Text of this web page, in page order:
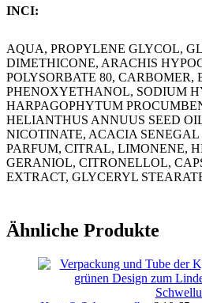
INCI:
AQUA, PROPYLENE GLYCOL,
DIMETHICONE, ARACHIS
POLYSORBATE 80,
PHENOXYETHANOL, SODIUM
HARPAGOPHYTUM
HELIANTHUS ANNUUS SEED
NICOTINATE, ACACIA
PARFUM, CITRAL, LIMONENE,
GERANIOL, CITRONELLOL,
EXTRACT, GLYCERYL
Schleimhäute auftragen. Augenkontakt
Schwangere und stillende Frauen nicht
Ähnliche Produkte